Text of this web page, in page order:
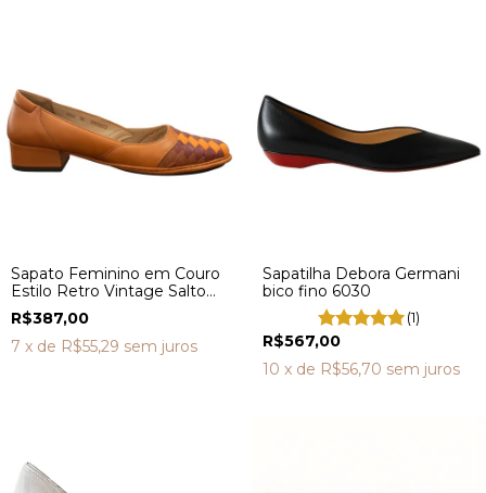
Sapato Feminino em Couro
Estilo Retro Vintage Salto
Médio DX0004
R$387,00
7 x de R$55,29 sem juros
Sapatilha Debora Germani
bico fino 6030
(1)
R$567,00
10 x de R$56,70 sem juros